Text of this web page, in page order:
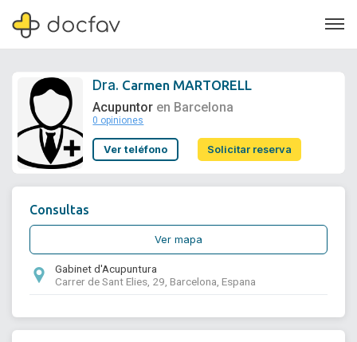
Soporte
Dra. Carmen MARTORELL
Acupuntor en Barcelona
0 opiniones
Ver teléfono Solicitar reserva
Consultas
Ver mapa
Gabinet d'Acupuntura
Carrer de Sant Elies, 29, Barcelona, Espana